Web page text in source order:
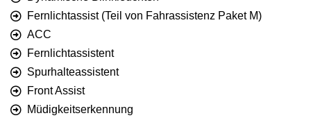
Fernlichtassist (Teil von Fahrassistenz Paket M)
ACC
Fernlichtassistent
Spurhalteassistent
Front Assist
Müdigkeitserkennung